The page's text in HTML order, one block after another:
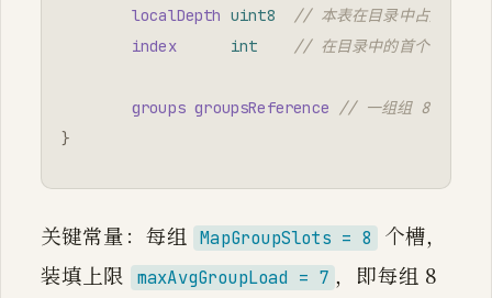
localDepth uint8
// 本表在目录中占用的高
index
int // 在目录中的首个下标；-
groups groupsReference
// 一组组 8 槽 + 控
}
关键常量：每组 MapGroupSlots = 8
个槽，
装填上限
maxAvgGroupLoad = 7 ，即每组 8